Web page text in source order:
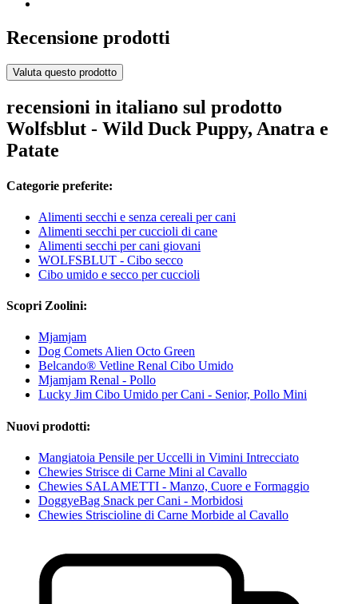
Recensione prodotti
Valuta questo prodotto
recensioni in italiano sul prodotto
Wolfsblut - Wild Duck Puppy, Anatra e
Patate
Categorie preferite:
Alimenti secchi e senza cereali per cani
Alimenti secchi per cuccioli di cane
Alimenti secchi per cani giovani
WOLFSBLUT - Cibo secco
Cibo umido e secco per cuccioli
Scopri Zoolini:
Mjamjam
Dog Comets Alien Octo Green
Belcando® Vetline Renal Cibo Umido
Mjamjam Renal - Pollo
Lucky Jim Cibo Umido per Cani - Senior, Pollo Mini
Nuovi prodotti:
Mangiatoia Pensile per Uccelli in Vimini Intrecciato
Chewies Strisce di Carne Mini al Cavallo
Chewies SALAMETTI - Manzo, Cuore e Formaggio
DoggyeBag Snack per Cani - Morbidosi
Chewies Striscioline di Carne Morbide al Cavallo